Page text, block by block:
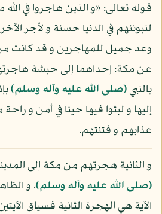
قوله تعالى: «و الذين هاجروا في
لنبوئنهم في الدنيا حسنة و لأجر
وعد جميل للمهاجرين و قد كانت
عن مكة: إحداهما إلى حبشة
بالنبي(صلى الله عليه وآله وسلم)
إليها و لبثوا فيها حينا في أمن و
عذابهم و فتنتهم.
و الثانية هجرتهم من مكة إلى
(صلى الله عليه وآله وسلم)، و
الآية هي الهجرة الثانية فسياق